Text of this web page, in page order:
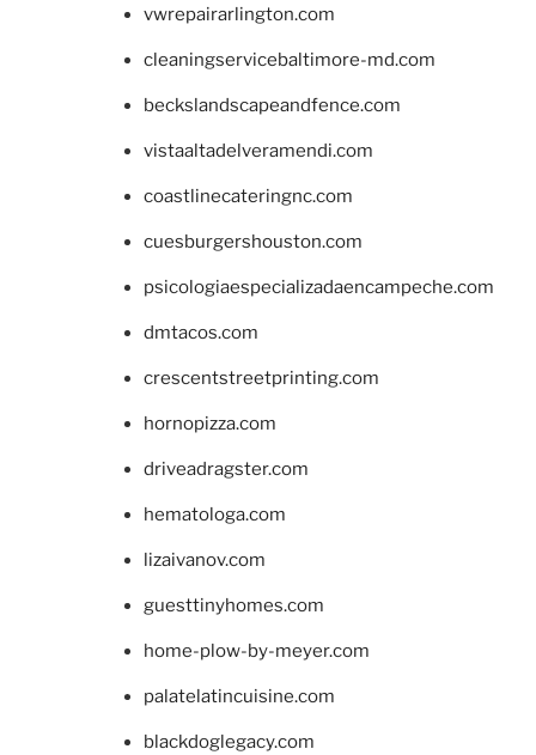
vwrepairarlington.com
cleaningservicebaltimore-md.com
beckslandscapeandfence.com
vistaaltadelveramendi.com
coastlinecateringnc.com
cuesburgershouston.com
psicologiaespecializadaencampeche.com
dmtacos.com
crescentstreetprinting.com
hornopizza.com
driveadragster.com
hematologa.com
lizaivanov.com
guesttinyhomes.com
home-plow-by-meyer.com
palatelatincuisine.com
blackdoglegacy.com